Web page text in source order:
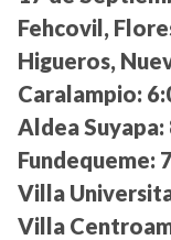
Fehcovil,
Higueros,
Caralampio:
Aldea Suyapa:
Fundequeme:
Villa
Villa